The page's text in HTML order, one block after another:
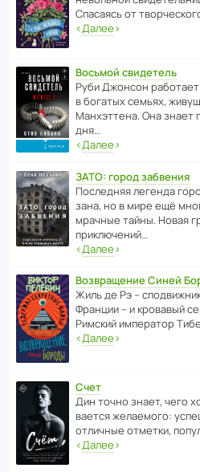
Спасаясь от
‹Далее›
Восьмой свидетель
Руби Джонсон
в богатых семьях,
Манх­эт­тена. Она знает
дня…
‹Далее›
ЗАТО: город забвения
После­дняя легенда
зана, но в мире ещё
мрачные тайны. Новая
приключений…
‹Далее›
Возвращение Синей
Жиль де Рэ –
Франции – и кровавый
Римский импе­ратор
‹Далее›
Счет
Дин точно знает, чего
ва­ется жела­е­мого:
отли­чные отметки,
‹Далее›